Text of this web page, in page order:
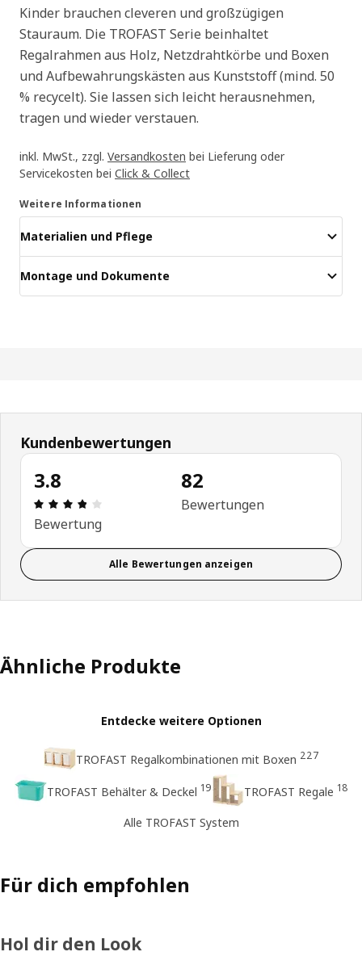
Kinder brauchen cleveren und großzügigen
Stauraum. Die TROFAST Serie beinhaltet
Regalrahmen aus Holz, Netzdrahtkörbe und Boxen
und Aufbewahrungskästen aus Kunststoff (mind. 50
% recycelt). Sie lassen sich leicht herausnehmen,
tragen und wieder verstauen.
inkl. MwSt., zzgl. Versandkosten bei Lieferung oder
Servicekosten bei Click & Collect
Weitere Informationen
Materialien und Pflege
Montage und Dokumente
Kundenbewertungen
3.8
Produktbewertung: 3.8 von 5 Sterne Alle
Bewertung
82
Bewertungen
Alle Bewertungen anzeigen
Ähnliche Produkte
Entdecke weitere Optionen
TROFAST Regalkombinationen mit Boxen 227
TROFAST Behälter & Deckel 19 TROFAST Regale 18
Alle TROFAST System
Für dich empfohlen
Hol dir den Look